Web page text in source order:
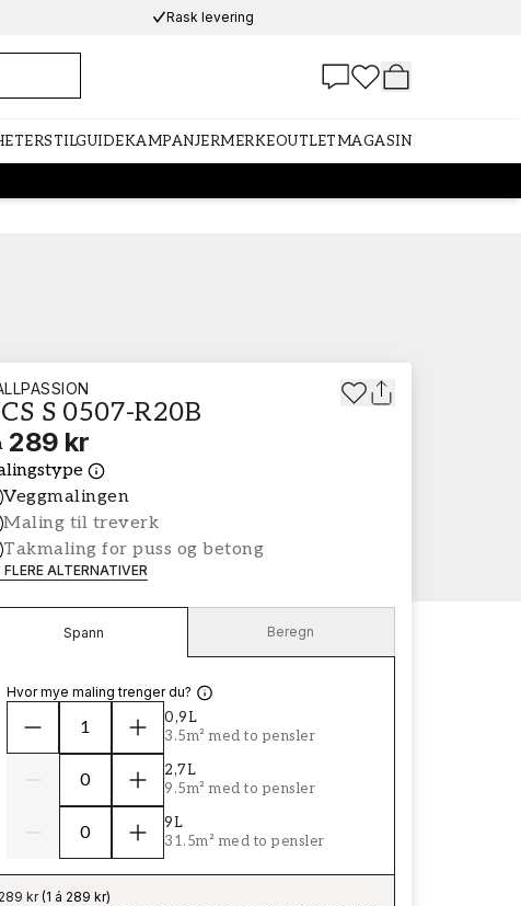
Rask levering
STILGUIDEKAMPANJERMERKEOUTLETMAGASIN
S 0507-R20B
289 kr
Veggmalingen
Maling til treverk
Takmaling for puss og betong
FLERE ALTERNATIVER
Spann Beregn
Hvor mye maling trenger du?
0,9L
3.5m² med to pensler
2,7L
9.5m² med to pensler
9L
31.5m² med to pensler
289 kr(1 á 289 kr)